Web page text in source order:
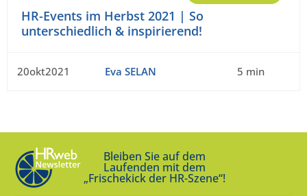
HR-Events im Herbst 2021 | So
unterschiedlich & inspirierend!
20okt2021 Eva SELAN 5 min
Bleiben Sie auf dem
Laufenden mit dem
„Frischekick der HR-Szene“!